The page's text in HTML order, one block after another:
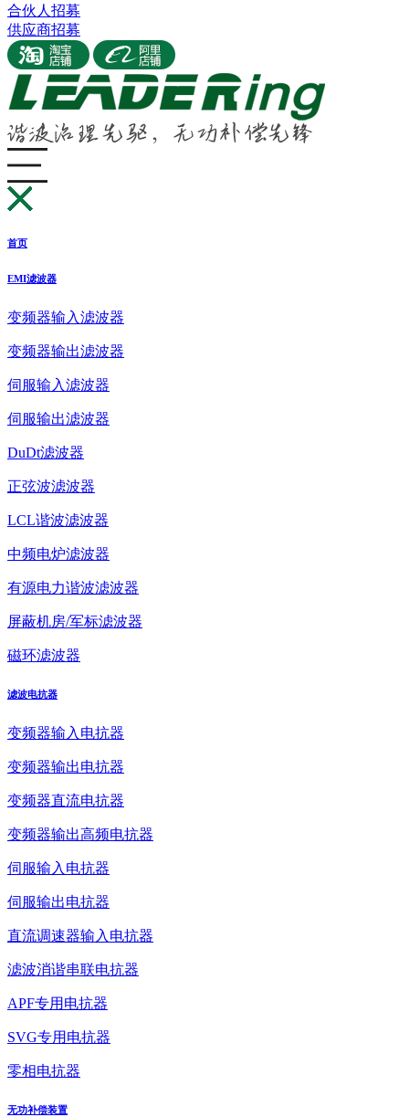
合伙人招募
供应商招募
首页
EMI滤波器
变频器输入滤波器
变频器输出滤波器
伺服输入滤波器
伺服输出滤波器
DuDt滤波器
正弦波滤波器
LCL谐波滤波器
中频电炉滤波器
有源电力谐波滤波器
屏蔽机房/军标滤波器
磁环滤波器
滤波电抗器
变频器输入电抗器
变频器输出电抗器
变频器直流电抗器
变频器输出高频电抗器
伺服输入电抗器
伺服输出电抗器
直流调速器输入电抗器
滤波消谐串联电抗器
APF专用电抗器
SVG专用电抗器
零相电抗器
无功补偿装置